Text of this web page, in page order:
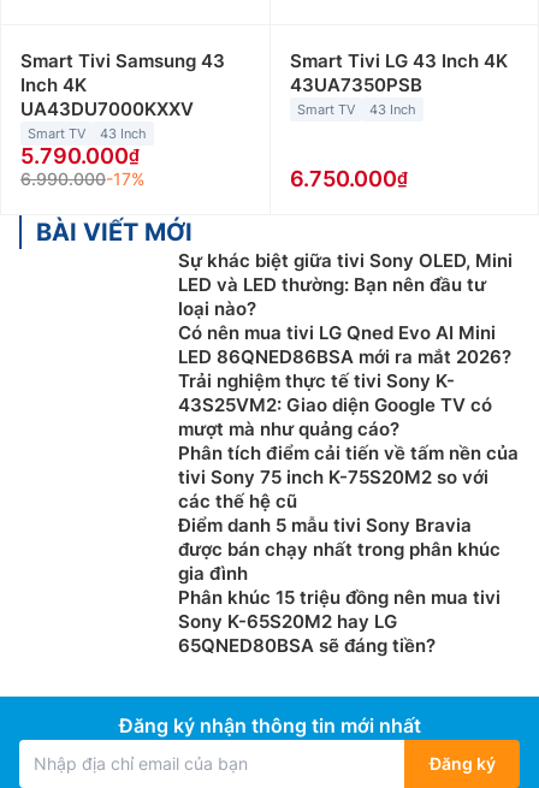
Smart Tivi Samsung 43
Inch 4K
UA43DU7000KXXV
Smart TV 43 Inch
5.790.000
6.990.000-17%
Smart Tivi LG 43 Inch 4K
43UA7350PSB
Smart TV 43 Inch
6.750.000
BÀI VIẾT MỚI
Sự khác biệt giữa tivi Sony OLED, Mini
LED và LED thường: Bạn nên đầu tư
loại nào?
Có nên mua tivi LG Qned Evo AI Mini
LED 86QNED86BSA mới ra mắt 2026?
Trải nghiệm thực tế tivi Sony K-
43S25VM2: Giao diện Google TV có
mượt mà như quảng cáo?
Phân tích điểm cải tiến về tấm nền của
tivi Sony 75 inch K-75S20M2 so với
các thế hệ cũ
Điểm danh 5 mẫu tivi Sony Bravia
được bán chạy nhất trong phân khúc
gia đình
Phân khúc 15 triệu đồng nên mua tivi
Sony K-65S20M2 hay LG
65QNED80BSA sẽ đáng tiền?
Đăng ký nhận thông tin mới nhất
Đăng ký